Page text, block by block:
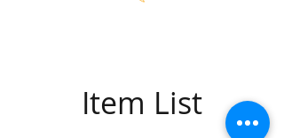
Item List